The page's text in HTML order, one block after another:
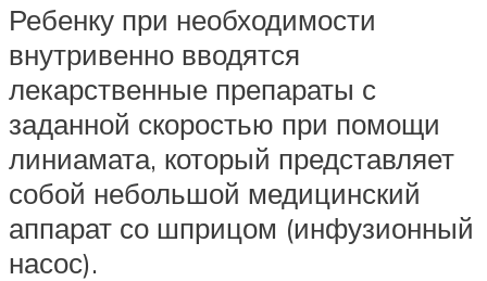
Ребенку при необходимости
внутривенно вводятся
лекарственные препараты с
заданной скоростью при помощи
линиамата, который представляет
собой небольшой медицинский
аппарат со шприцом (инфузионный
насос).